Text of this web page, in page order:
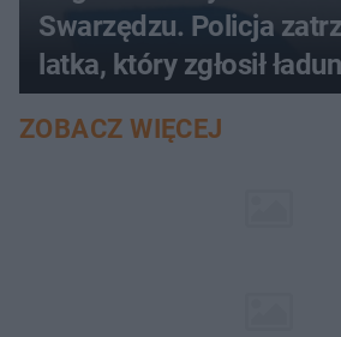
Swarzędzu. Policja
latka, który zgłosił
aucie
ZOBACZ WIĘCEJ